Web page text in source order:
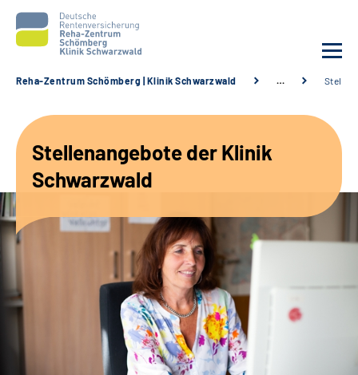
Unsere Angebote
Karriere
Sozialdienste & Zuweisende
Leichte Sprache
Reha-Zentrum Schömberg | Klinik Schwarzwald …
Stellenangebote der Klinik
Schwarzwald